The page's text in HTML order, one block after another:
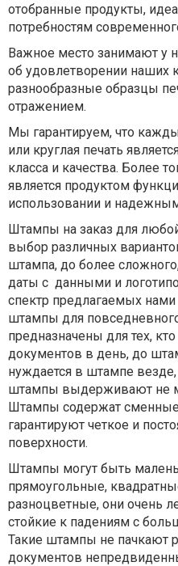
отобранные продукты,
потребностям
Важное место занимают у
об удовлетворении наших
разнообразные образцы
отражением.
Мы гарантируем, что
или круглая печать
класса и качества. Более
является продуктом
использовании и
Штампы на заказ для
выбор различных
штампа, до более
даты с данными и
спектр предлагаемых
штампы для
предназначены для тех,
документов в день, до
нуждается в штампе
штампы выдерживают не
Штампы содержат сменные
гарантируют четкое и
поверхности.
Штампы могут быть
прямоугольные,
разноцветные, они очень
стойкие к падениям с
Такие штампы не пачкают
документов